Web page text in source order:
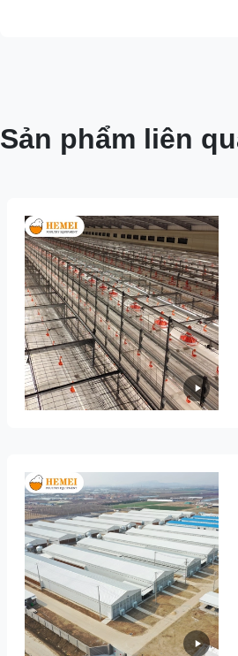
Sản phẩm liên